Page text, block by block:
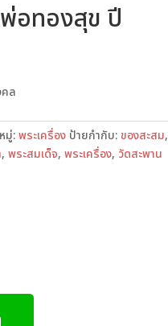
อทองสุข ปี
ล
มู่:พระเครื่อง ป้ายกำกับ:ของสะสม,
, พระสมเด็จ, พระเครื่อง, วัดสะพาน